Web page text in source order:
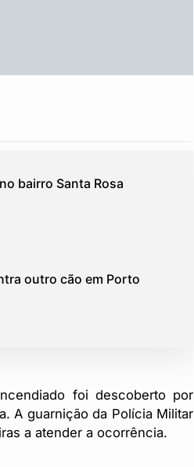
bairro Santa Rosa
outro cão em Porto
foi descoberto por
A guarnição da Polícia Militar
a atender a ocorrência.